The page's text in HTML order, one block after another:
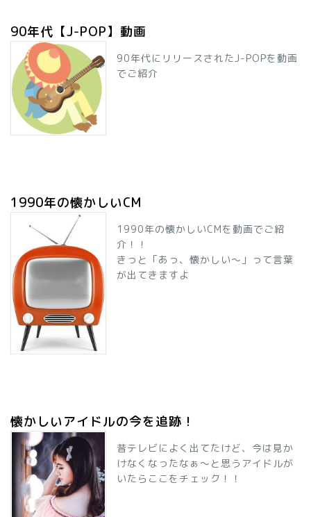
90年代【J-POP】動画
90年代にリリースされたJ-POPを動画
でご紹介
1990年の懐かしいCM
1990年の懐かしいCMを動画でご紹
介！！
きっと「あっ、懐かしい～」って言葉
が出てきますよ
懐かしいアイドルの今を追跡！
昔テレビによく出てたけど、今は見か
けなくなったなぁ～と思うアイドルが
いたらここをチェック！！